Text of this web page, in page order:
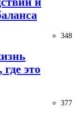
348
это
377